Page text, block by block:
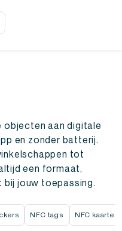
objecten aan digitale
en zonder batterij.
tot
een formaat,
jouw toepassing.
NFC tags NFC kaarten